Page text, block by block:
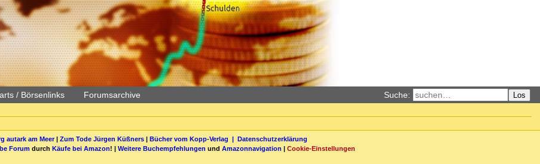
/ Börsenlinks Forumsarchive Suche: Los
autark am Meer| Zum Tode Jürgen Küßners| Bücher vom Kopp-Verlag | Datenschutzerklärung
Forum durch Käufe bei Amazon! | Weitere Buchempfehlungen und Amazonnavigation | Cookie-Einstellungen